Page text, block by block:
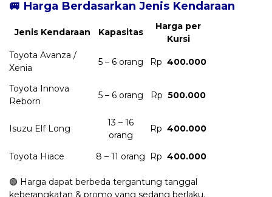
🚐 Harga Berdasarkan Jenis Kendaraan
Jenis Kendaraan Kapasitas
Harga per
Kursi
Toyota Avanza /
Xenia
5 – 6 orang Rp 400.000
Toyota Innova
Reborn
5 – 6 orang Rp 500.000
Isuzu Elf Long
13 – 16
orang
Rp 400.000
Toyota Hiace 8 – 11 orang Rp 400.000
🟢 Harga dapat berbeda tergantung tanggal
keberangkatan & promo yang sedang berlaku.